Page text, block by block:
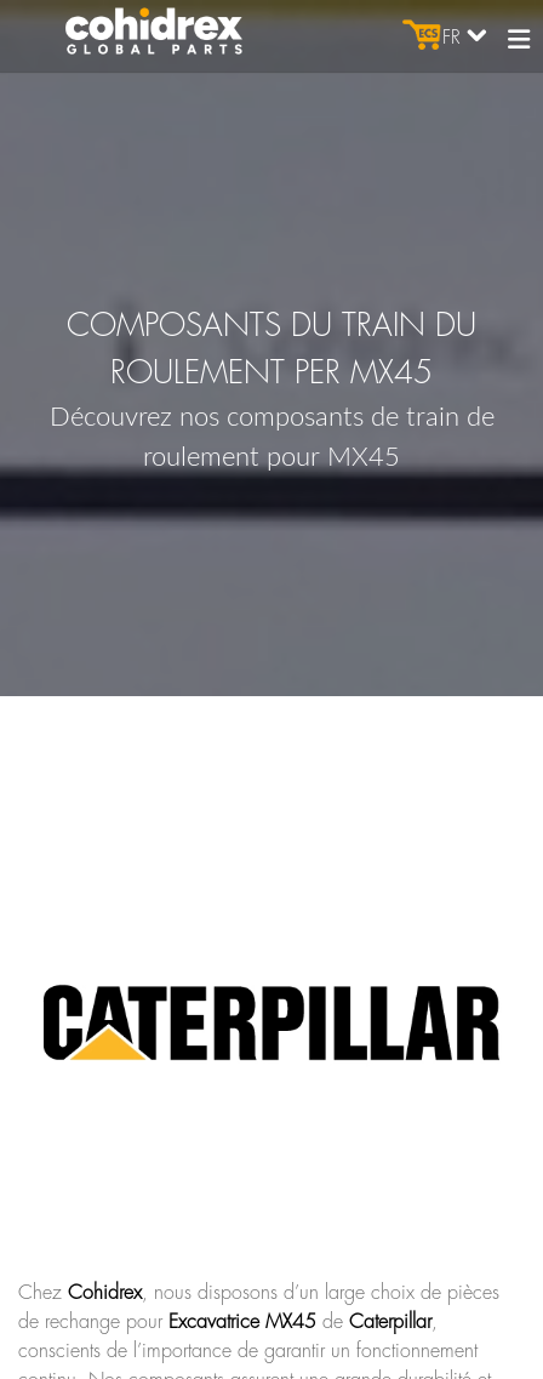
FR
COMPOSANTS DU TRAIN DU
ROULEMENT PER MX45
Découvrez nos composants de train de
roulement pour MX45
Chez Cohidrex, nous disposons d’un large choix de pièces
de rechange pour Excavatrice MX45 de Caterpillar,
conscients de l’importance de garantir un fonctionnement